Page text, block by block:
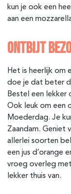
kun je ook een
aan een
ONTBIJT
Het is heerlijk om
doe je dat beter
Bestel een
Ook leuk om een
Moederdag. Je
Zaandam. Geniet
allerlei soorten
een jus d’orange
vroeg overleg
lekker thuis van.